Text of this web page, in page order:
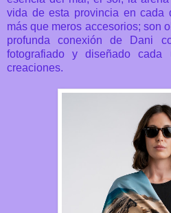
vida de esta provincia en cada
más que meros accesorios; son
profunda conexión de Dani
fotografiado y diseñado
creaciones.